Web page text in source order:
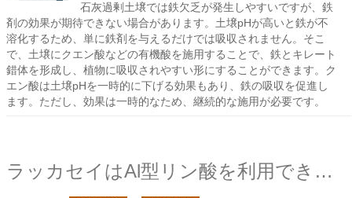
石灰過剰土壌では鉄欠乏が発生しやすいですが、鉄
剤の効果が期待できない場合があります。土壌pHが高いと鉄が不
溶化するため、単に鉄剤を与えるだけでは吸収されません。そこ
で、土壌にクエン酸などの有機酸を施用することで、鉄とキレート
錯体を形成し、植物に吸収されやすい形にすることができます。ク
エン酸は土壌pHを一時的に下げる効果もあり、鉄の吸収を促進し
ます。ただし、効果は一時的なため、継続的な施用が必要です。
ラッカセイはAl型リン酸を利用できるか？